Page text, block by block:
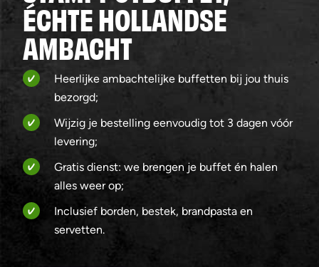
ÉCHTE HOLLANDSE
AMBACHT
Heerlijke ambachtelijke buffetten bij jou thuis
bezorgd;
Wijzig je bestelling eenvoudig tot 3 dagen vóór
levering;
Gratis dienst: we brengen je buffet én halen
alles weer op;
Inclusief borden, bestek, brandpasta en
servetten.